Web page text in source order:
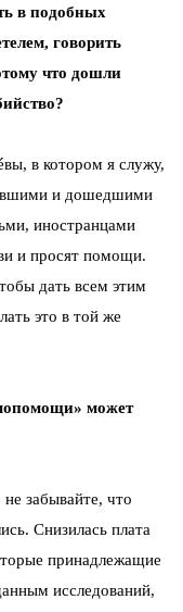
в подобных
говорить
что дошли
в котором я служу,
и дошедшими
иностранцами
и просят помощи.
дать всем этим
это в той же
может
забывайте, что
Снизилась плата
принадлежащие
исследований,